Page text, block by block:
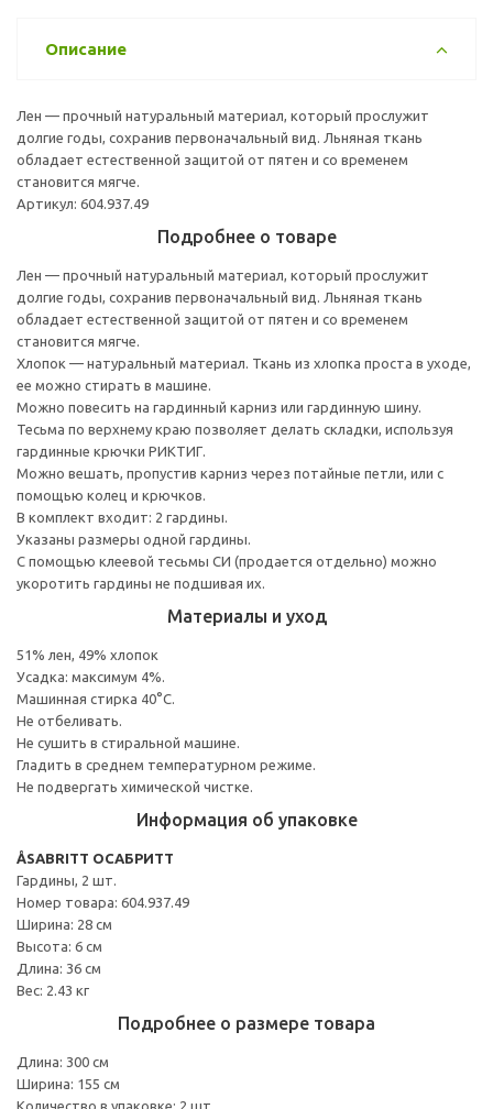
Описание
Лен — прочный натуральный материал, который прослужит
долгие годы, сохранив первоначальный вид. Льняная ткань
обладает естественной защитой от пятен и со временем
становится мягче.
Артикул: 604.937.49
Подробнее о товаре
Лен — прочный натуральный материал, который прослужит
долгие годы, сохранив первоначальный вид. Льняная ткань
обладает естественной защитой от пятен и со временем
становится мягче.
Хлопок — натуральный материал. Ткань из хлопка проста в уходе,
ее можно стирать в машине.
Можно повесить на гардинный карниз или гардинную шину.
Тесьма по верхнему краю позволяет делать складки, используя
гардинные крючки РИКТИГ.
Можно вешать, пропустив карниз через потайные петли, или с
помощью колец и крючков.
В комплект входит: 2 гардины.
Указаны размеры одной гардины.
С помощью клеевой тесьмы СИ (продается отдельно) можно
укоротить гардины не подшивая их.
Материалы и уход
51% лен, 49% хлопок
Усадка: максимум 4%.
Машинная стирка 40°С.
Не отбеливать.
Не сушить в стиральной машине.
Гладить в среднем температурном режиме.
Не подвергать химической чистке.
Информация об упаковке
ÅSABRITT ОСАБРИТТ
Гардины, 2 шт.
Номер товара: 604.937.49
Ширина: 28 см
Высота: 6 см
Длина: 36 см
Вес: 2.43 кг
Подробнее о размере товара
Длина: 300 см
Ширина: 155 см
Количество в упаковке: 2 шт